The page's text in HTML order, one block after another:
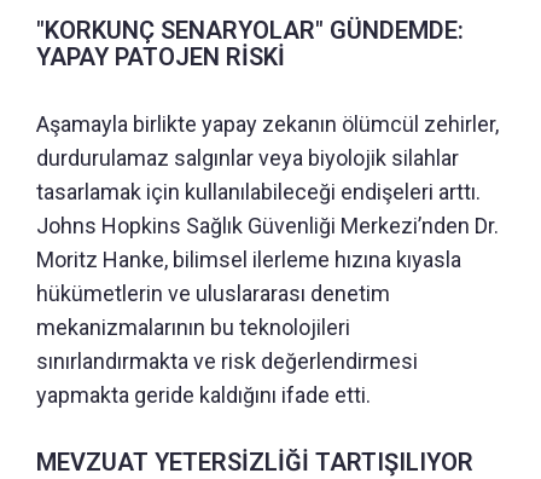
"KORKUNÇ SENARYOLAR" GÜNDEMDE:
YAPAY PATOJEN RİSKİ
Aşamayla birlikte yapay zekanın ölümcül zehirler,
durdurulamaz salgınlar veya biyolojik silahlar
tasarlamak için kullanılabileceği endişeleri arttı.
Johns Hopkins Sağlık Güvenliği Merkezi’nden Dr.
Moritz Hanke, bilimsel ilerleme hızına kıyasla
hükümetlerin ve uluslararası denetim
mekanizmalarının bu teknolojileri
sınırlandırmakta ve risk değerlendirmesi
yapmakta geride kaldığını ifade etti.
MEVZUAT YETERSİZLİĞİ TARTIŞILIYOR